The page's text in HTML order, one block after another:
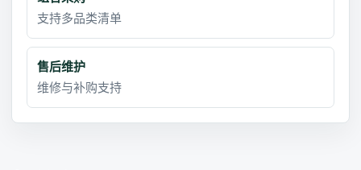
支持多品类清单
售后维护
维修与补购支持